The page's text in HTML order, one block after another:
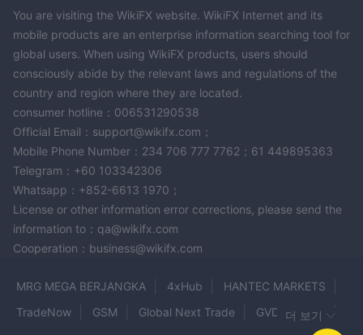
You are visiting the WikiFX website. WikiFX Internet and its
mobile products are an enterprise information searching tool for
global users. When using WikiFX products, users should
consciously abide by the relevant laws and regulations of the
country and region where they are located.
consumer hotline：006531290538
Official Email：support@wikifx.com；
Mobile Phone Number：234 706 777 7762；61 449895363
Telegram：+60 103342306
Whatsapp：+852-6613 1970；
License or other information error corrections, please send the
information to：qa@wikifx.com
Cooperation：business@wikifx.com
MRG MEGA BERJANGKA 4xHub
HANTEC MARKETS
TradeNow
GSM Global Next Trade
GVD Markets
더 보기